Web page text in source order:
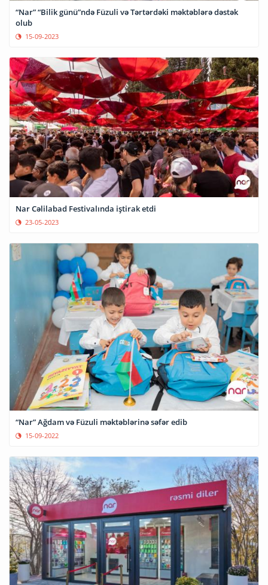
“Nar” “Bilik günü”ndə Füzuli və Tərtərdəki məktəblərə dəstək
olub
15-09-2023
Nar Cəlilabad Festivalında iştirak etdi
23-05-2023
“Nar” Ağdam və Füzuli məktəblərinə səfər edib
15-09-2022